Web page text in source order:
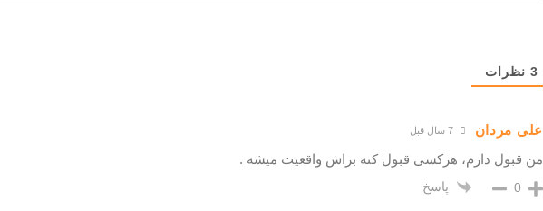
3 نظرات
علی مردان 7 سال قبل
من قبول دارم، هرکسی قبول کنه براش واقعیت میشه .
0 پاسخ